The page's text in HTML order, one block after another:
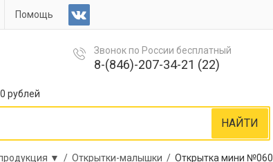
Помощь
рублей
Звонок по России бесплатный
8-(846)-207-34-21 (22)
НАЙТИ
▼ / Открытки-малышки / Открытка мини №060